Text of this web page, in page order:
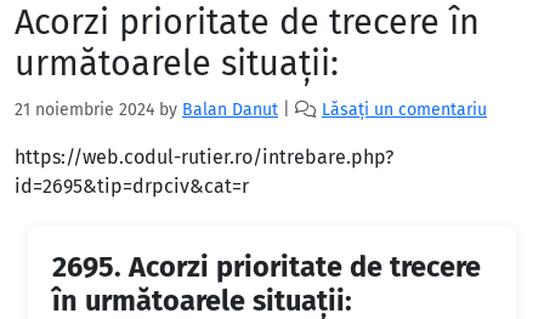
Acorzi prioritate de trecere în
următoarele situaţii:
21 noiembrie 2024 by Balan Danut Lăsați un comentariu
https://web.codul-rutier.ro/intrebare.php?
id=2695&tip=drpciv&cat=r
2695. Acorzi prioritate de trecere
în următoarele situaţii: